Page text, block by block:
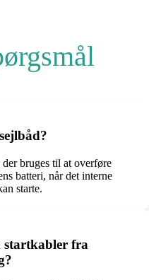
bruges til at overføre
batteri, når det interne
starte.
startkabler fra